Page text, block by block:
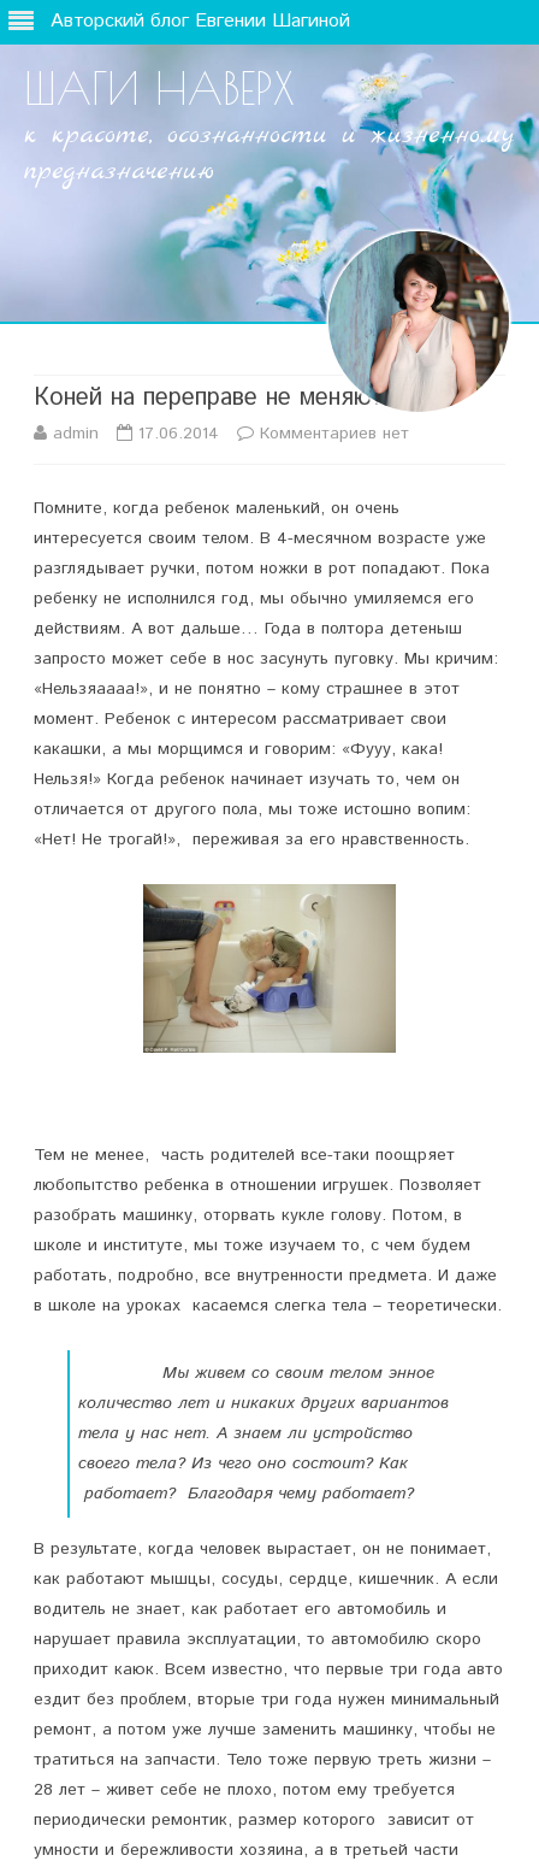
Авторский блог Евгении Шагиной
ШАГИ НАВЕРХ
к красоте, осознанности и жизненному
предназначению
Коней на переправе не меняют?
admin 17.06.2014 Комментариев к
а
п
и
и
К
о
н
е
п
а
н
е
м
н
я
т
?
нет
Помните, когда ребенок маленький, он очень
интересуется своим телом. В 4-месячном возрасте уже
разглядывает ручки, потом ножки в рот попадают. Пока
ребенку не исполнился год, мы обычно умиляемся его
действиям. А вот дальше… Года в полтора детеныш
запросто может себе в нос засунуть пуговку. Мы кричим:
«Нельзяаааа!», и не понятно – кому страшнее в этот
момент. Ребенок с интересом рассматривает свои
какашки, а мы морщимся и говорим: «Фууу, кака!
Нельзя!» Когда ребенок начинает изучать то, чем он
отличается от другого пола, мы тоже истошно вопим:
«Нет! Не трогай!», переживая за его нравственность.
Тем не менее, часть родителей все-таки поощряет
любопытство ребенка в отношении игрушек. Позволяет
разобрать машинку, оторвать кукле голову. Потом, в
школе и институте, мы тоже изучаем то, с чем будем
работать, подробно, все внутренности предмета. И даже
в школе на уроках касаемся слегка тела – теоретически.
Мы живем со своим телом энное
количество лет и никаких других вариантов
тела у нас нет. А знаем ли устройство
своего тела? Из чего оно состоит? Как
работает? Благодаря чему работает?
В результате, когда человек вырастает, он не понимает,
как работают мышцы, сосуды, сердце, кишечник. А если
водитель не знает, как работает его автомобиль и
нарушает правила эксплуатации, то автомобилю скоро
приходит каюк. Всем известно, что первые три года авто
ездит без проблем, вторые три года нужен минимальный
ремонт, а потом уже лучше заменить машинку, чтобы не
тратиться на запчасти. Тело тоже первую треть жизни –
28 лет – живет себе не плохо, потом ему требуется
периодически ремонтик, размер которого зависит от
умности и бережливости хозяина, а в третьей части